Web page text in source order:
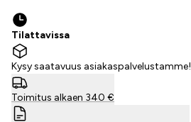
Tilattavissa
Kysy saatavuus asiakaspalvelustamme!
Toimitus alkaen 340 €